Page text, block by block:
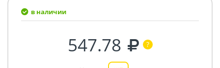
в наличии
547.78